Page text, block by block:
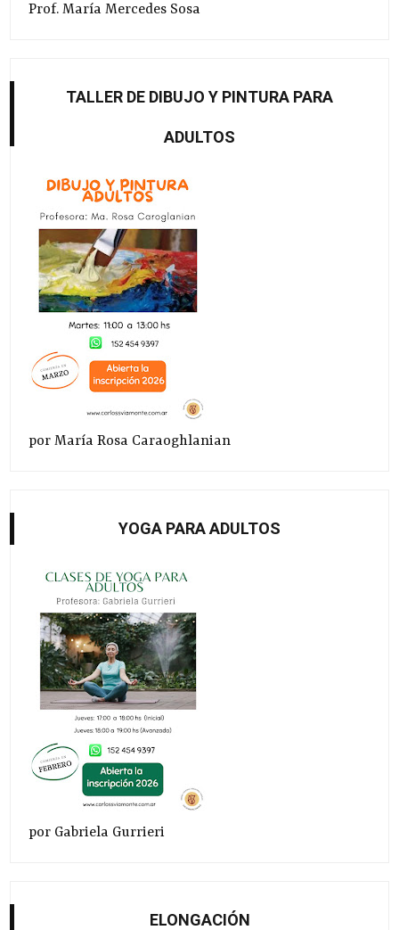
Prof. María Mercedes Sosa
TALLER DE DIBUJO Y PINTURA PARA
ADULTOS
por María Rosa Caraoghlanian
YOGA PARA ADULTOS
por Gabriela Gurrieri
ELONGACIÓN